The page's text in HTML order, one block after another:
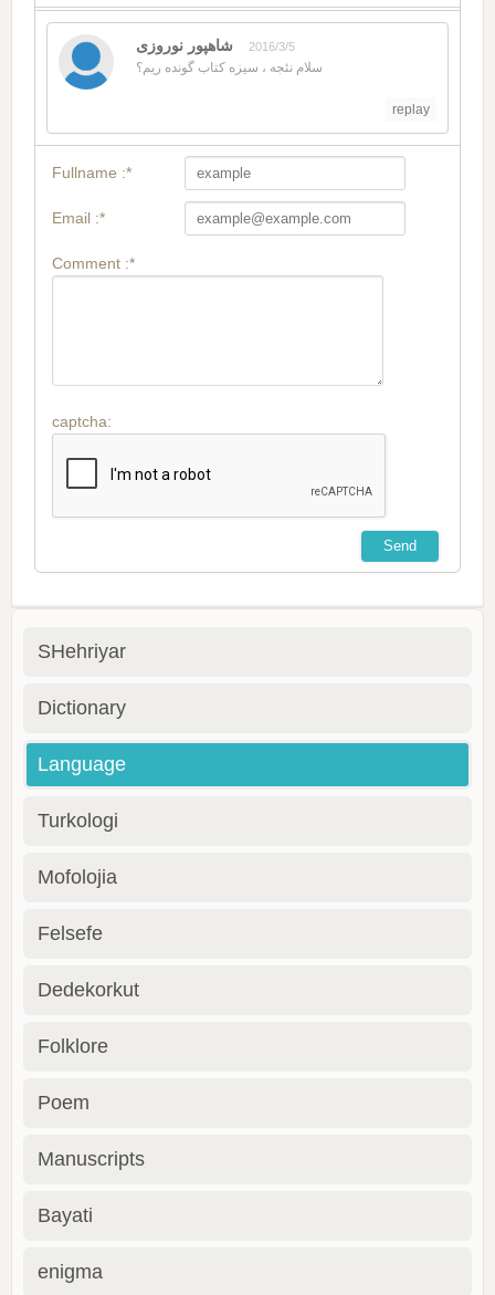
2016/3/5
سلام نئجه ، سیزه کتاب گونده ریم؟
replay
Fullname :*
Email :*
Comment :*
captcha:
SHehriyar
Dictionary
Language
Turkologi
Mofolojia
Felsefe
Dedekorkut
Folklore
Poem
Manuscripts
Bayati
enigma